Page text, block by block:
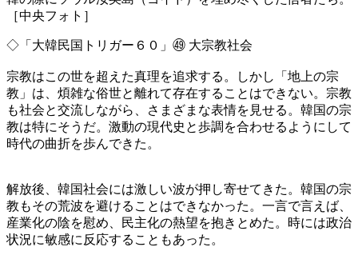
［中央フォト］
◇「大韓民国トリガー６０」㊾ 大宗教社会
宗教はこの世を超えた真理を追求する。しかし「地上の宗
教」は、煩雑な俗世と離れて存在することはできない。宗教
も社会と交流しながら、さまざまな表情を見せる。韓国の宗
教は特にそうだ。激動の現代史と歩調を合わせるようにして
時代の曲折を歩んできた。
解放後、韓国社会には激しい波が押し寄せてきた。韓国の宗
教もその荒波を避けることはできなかった。一言で言えば、
産業化の陰を慰め、民主化の熱望を抱きとめた。時には政治
状況に敏感に反応することもあった。